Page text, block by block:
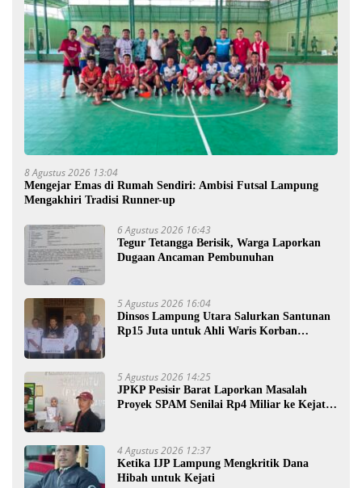
8 Agustus 2026 13:04
Mengejar Emas di Rumah Sendiri: Ambisi Futsal Lampung
Mengakhiri Tradisi Runner-up
6 Agustus 2026 16:43
Tegur Tetangga Berisik, Warga Laporkan
Dugaan Ancaman Pembunuhan
5 Agustus 2026 16:04
Dinsos Lampung Utara Salurkan Santunan
Rp15 Juta untuk Ahli Waris Korban
5 Agustus 2026 14:25
JPKP Pesisir Barat Laporkan Masalah
Proyek SPAM Senilai Rp4 Miliar ke Kejati
4 Agustus 2026 12:37
Ketika IJP Lampung Mengkritik Dana
Hibah untuk Kejati